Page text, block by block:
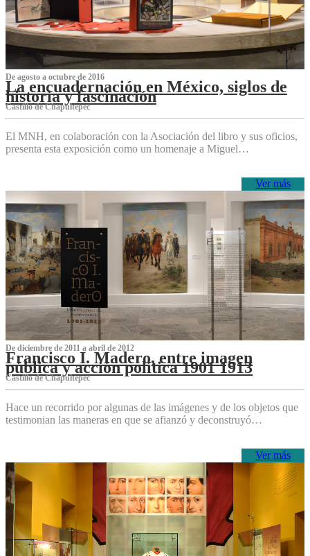
De agosto a octubre de 2016
La encuadernación en México, siglos de
historia y fascinación
Castillo de Chapultepec
El MNH, en colaboración con la Asociación del libro y sus oficios,
presenta esta exposición como un homenaje a Miguel…
Ver más
De diciembre de 2011 a abril de 2012
Francisco I. Madero, entre imagen
pública y acción política 1901 1913
Castillo de Chapultepec
Hace un recorrido por algunas de las imágenes y de los objetos que
testimonian las maneras en que se afianzó y deconstruyó…
Ver más